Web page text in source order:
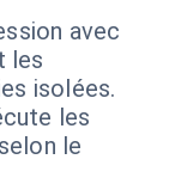
avec
les
isolées.
les
le